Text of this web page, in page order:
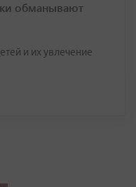
обманывают
и их увлечение